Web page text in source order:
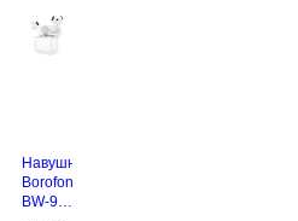
Навушники
Borofone
BW-94